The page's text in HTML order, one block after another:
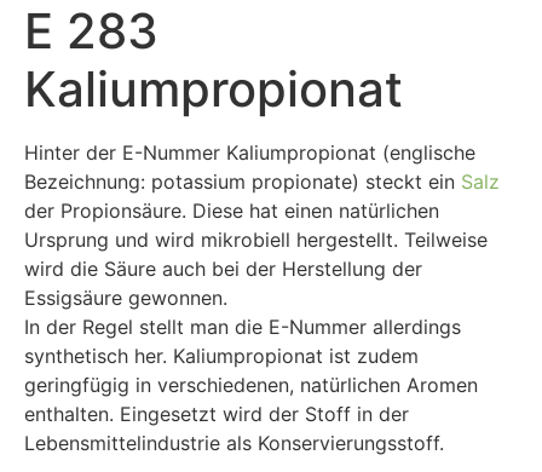
E 283
Kaliumpropionat
Hinter der E-Nummer Kaliumpropionat (englische
Bezeichnung: potassium propionate) steckt ein Salz
der Propionsäure. Diese hat einen natürlichen
Ursprung und wird mikrobiell hergestellt. Teilweise
wird die Säure auch bei der Herstellung der
Essigsäure gewonnen.
In der Regel stellt man die E-Nummer allerdings
synthetisch her. Kaliumpropionat ist zudem
geringfügig in verschiedenen, natürlichen Aromen
enthalten. Eingesetzt wird der Stoff in der
Lebensmittelindustrie als Konservierungsstoff.